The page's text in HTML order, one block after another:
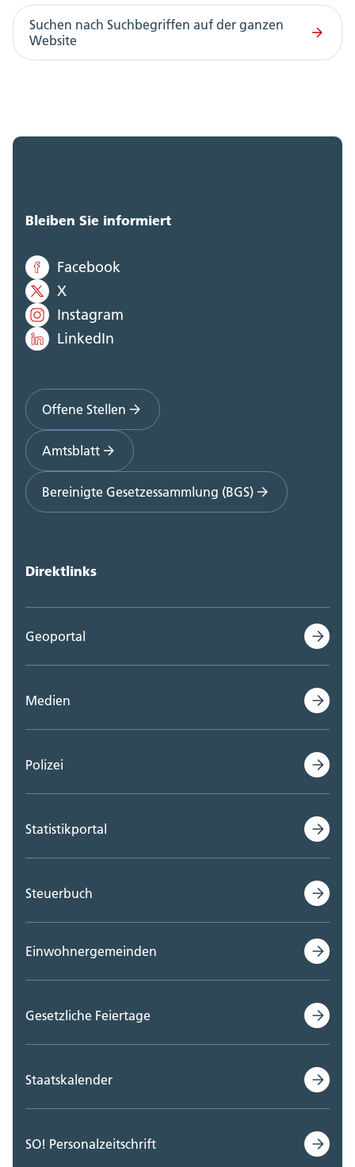
Migrationsamt (0)
Volksschulamt (0)
Volkswirtschaftsdepartement;
Departementssekretariat (0)
Suchen nach Suchbegriffen auf der ganzen
Website
Bleiben Sie informiert
Facebook
X
Instagram
LinkedIn
Offene Stellen
Amtsblatt
Bereinigte Gesetzessammlung (BGS)
Direktlinks
Geoportal
Medien
Polizei
Statistikportal
Steuerbuch
Einwohnergemeinden
Gesetzliche Feiertage
Staatskalender
SO! Personalzeitschrift